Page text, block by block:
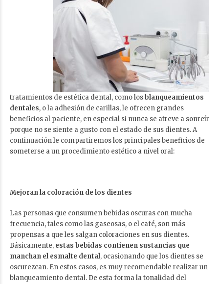
tratamientos de estética dental, como losblanqueamientos
dentales, o la adhesión de carillas, le ofrecen grandes
beneficios al paciente, en especial si nunca se atreve a sonreír
porque no se siente a gusto con el estado de sus dientes. A
continuación le compartiremos los principales beneficios de
someterse a un procedimiento estético a nivel oral:
Mejoran la coloración de los dientes
Las personas que consumen bebidas oscuras con mucha
frecuencia, tales como las gaseosas, o el café, son más
propensas a que les salgan coloraciones en sus dientes.
Básicamente, estas bebidas contienen sustancias que
manchan el esmalte dental, ocasionando que los dientes se
oscurezcan. En estos casos, es muy recomendable realizar un
blanqueamiento dental. De esta forma la tonalidad del